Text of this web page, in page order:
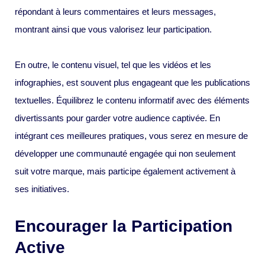
répondant à leurs commentaires et leurs messages,
montrant ainsi que vous valorisez leur participation.
En outre, le contenu visuel, tel que les vidéos et les
infographies, est souvent plus engageant que les publications
textuelles. Équilibrez le contenu informatif avec des éléments
divertissants pour garder votre audience captivée. En
intégrant ces meilleures pratiques, vous serez en mesure de
développer une communauté engagée qui non seulement
suit votre marque, mais participe également activement à
ses initiatives.
Encourager la Participation
Active